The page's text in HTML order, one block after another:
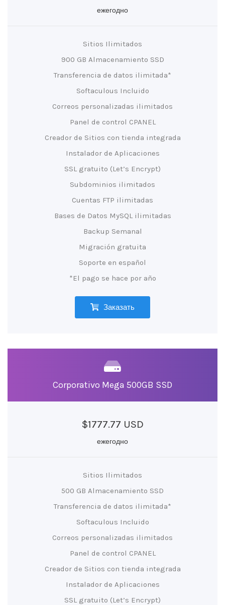
ежегодно
Sitios Ilimitados
900 GB Almacenamiento SSD
Transferencia de datos ilimitada*
Softaculous Incluido
Correos personalizadas ilimitados
Panel de control CPANEL
Creador de Sitios con tienda integrada
Instalador de Aplicaciones
SSL gratuito (Let’s Encrypt)
Subdominios ilimitados
Cuentas FTP ilimitadas
Bases de Datos MySQL ilimitadas
Backup Semanal
Migración gratuita
Soporte en español
*El pago se hace por año
Заказать
Corporativo Mega 500GB SSD
$1777.77 USD
ежегодно
Sitios Ilimitados
500 GB Almacenamiento SSD
Transferencia de datos ilimitada*
Softaculous Incluido
Correos personalizadas ilimitados
Panel de control CPANEL
Creador de Sitios con tienda integrada
Instalador de Aplicaciones
SSL gratuito (Let’s Encrypt)